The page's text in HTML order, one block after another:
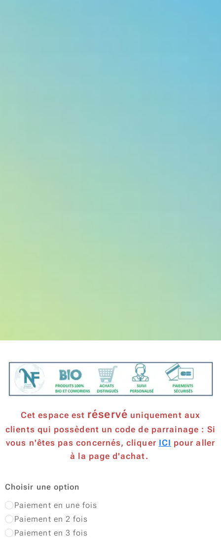
Cet espace est réservé uniquement aux
clients qui possèdent un code de parrainage : Si
vous n'êtes pas concernés, cliquer ICI pour aller
à la page d'achat.
Choisir une option
Paiement en une fois
Paiement en 2 fois
Paiement en 3 fois